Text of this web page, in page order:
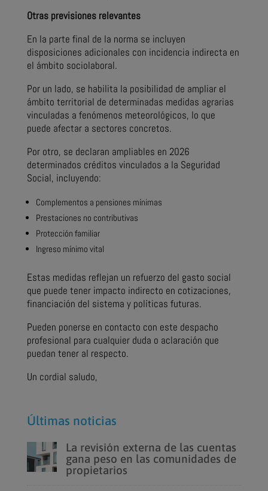
Otras previsiones relevantes
En la parte final de la norma se incluyen
disposiciones adicionales con incidencia indirecta en
el ámbito sociolaboral.
Por un lado, se habilita la posibilidad de ampliar el
ámbito territorial de determinadas medidas agrarias
vinculadas a fenómenos meteorológicos, lo que
puede afectar a sectores concretos.
Por otro, se declaran ampliables en 2026
determinados créditos vinculados a la Seguridad
Social, incluyendo:
Complementos a pensiones mínimas
Prestaciones no contributivas
Protección familiar
Ingreso mínimo vital
Estas medidas reflejan un refuerzo del gasto social
que puede tener impacto indirecto en cotizaciones,
financiación del sistema y políticas futuras.
Pueden ponerse en contacto con este despacho
profesional para cualquier duda o aclaración que
puedan tener al respecto.
Un cordial saludo,
Últimas noticias
La revisión externa de las cuentas
gana peso en las comunidades de
propietarios